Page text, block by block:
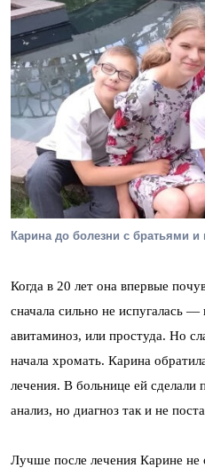
Карина до болезни с братьями
Когда в 20 лет она впервые
сначала сильно не испугалась
авитаминоз, или простуда. Но
начала хромать. Карина
лечения. В больнице ей сделали
анализ, но диагноз так и не
Лучше после лечения Карине не